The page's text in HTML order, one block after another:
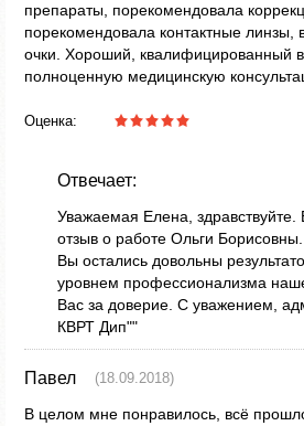
препараты, порекомендовала
порекомендовала контактные линзы,
очки. Хороший, квалифицированный
полноценную медицинскую
Оценка:
Отвечает:
Уважаемая Елена,
отзыв о работе Ольги
Вы остались довольны
уровнем профессионализма
Вас за доверие. С уважением,
КВРТ Дип""
Павел (18.09.2018)
В целом мне понравилось, всё